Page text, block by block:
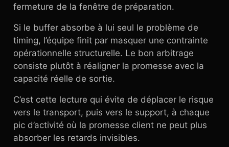
fermeture de la fenêtre de préparation.
Si le buffer absorbe à lui seul le problème de
timing, l’équipe finit par masquer une contrainte
opérationnelle structurelle. Le bon arbitrage
consiste plutôt à réaligner la promesse avec la
capacité réelle de sortie.
C’est cette lecture qui évite de déplacer le risque
vers le transport, puis vers le support, à chaque
pic d’activité où la promesse client ne peut plus
absorber les retards invisibles.